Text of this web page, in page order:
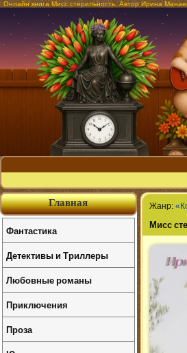
Онлайн книга Мисс стерильность. Автор Ирина
Жанр:
Мисс
Главная
Фантастика
Детективы и Триллеры
Любовные романы
Приключения
Проза